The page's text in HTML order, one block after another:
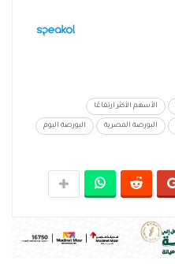
الأسهم الأكثر ارتفاعًا
البورصة المصرية البورصة اليوم